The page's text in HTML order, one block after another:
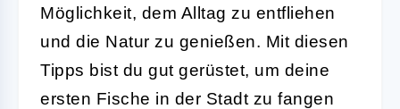
Möglichkeit, dem Alltag zu entfliehen
und die Natur zu genießen. Mit diesen
Tipps bist du gut gerüstet, um deine
ersten Fische in der Stadt zu fangen